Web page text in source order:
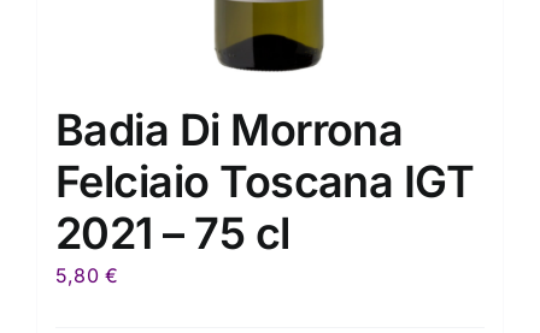
Badia Di Morrona
Felciaio Toscana IGT
2021 – 75 cl
5,80€